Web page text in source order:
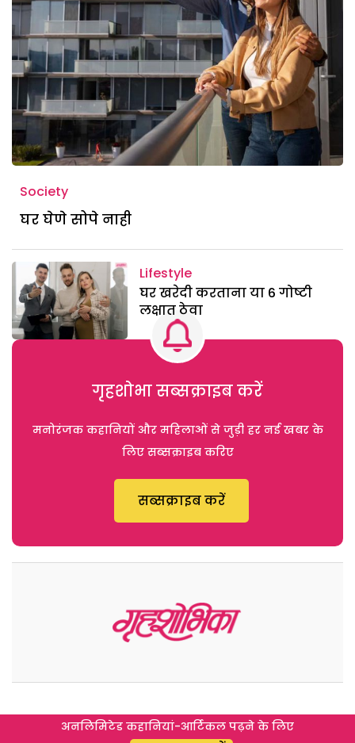
Society
घर घेणे सोपे नाही
Lifestyle
घर खरेदी करताना या 6 गोष्टी
लक्षात ठेवा
गृहशोभा सब्सक्राइब करें
मनोरंजक कहानियों और महिलाओं से जुड़ी हर नई खबर के
लिए सब्सक्राइब करिए
सब्सक्राइब करें
अनलिमिटेड कहानियां-आर्टिकल पढ़ने के लिए